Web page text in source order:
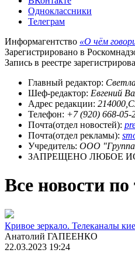
Одноклассники
Телеграм
Информагентство «О чём
Зарегистрировано в
Запись в реестре
Главный редактор:
Шеф-редактор: Евгений
Адрес редакции:
Телефон: +7 (920) 668-05-
Почта(отдел новостей):
Почта(отдел рекламы):
Учредитель: ООО
ЗАПРЕЩЕНО ЛЮБОЕ
Все новости
Кривое зеркало. Телеканалы
Анатолий ГАПЕЕНКО
22.03.2023 19:24